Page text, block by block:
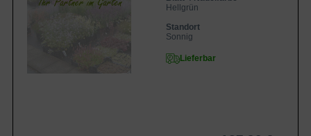
Hellgrün
Standort
Sonnig
Lieferbar